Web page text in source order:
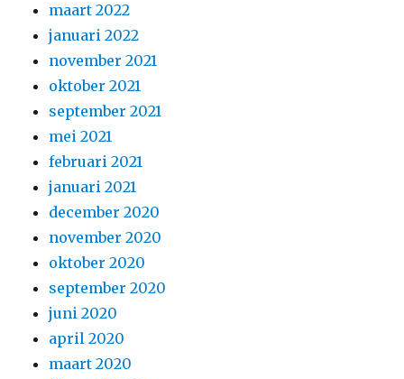
maart 2022
januari 2022
november 2021
oktober 2021
september 2021
mei 2021
februari 2021
januari 2021
december 2020
november 2020
oktober 2020
september 2020
juni 2020
april 2020
maart 2020